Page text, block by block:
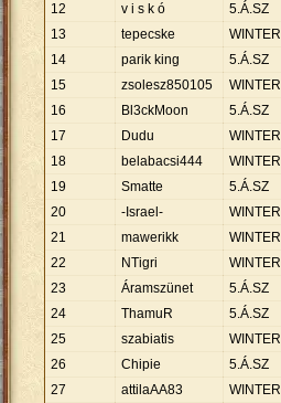
12
v i s k ó 5.Á.SZ
13
tepecske WINTER
14
parik king 5.Á.SZ
15
zsolesz850105 WINTER
16
Bl3ckMoon 5.Á.SZ
17
Dudu WINTER
18
belabacsi444 WINTER
19
Smatte 5.Á.SZ
20
-Israel- WINTER
21
mawerikk WINTER
22
NTigri WINTER
23
Áramszünet 5.Á.SZ
24
ThamuR 5.Á.SZ
25
szabiatis WINTER
26
Chipie 5.Á.SZ
27
attilaAA83 WINTER